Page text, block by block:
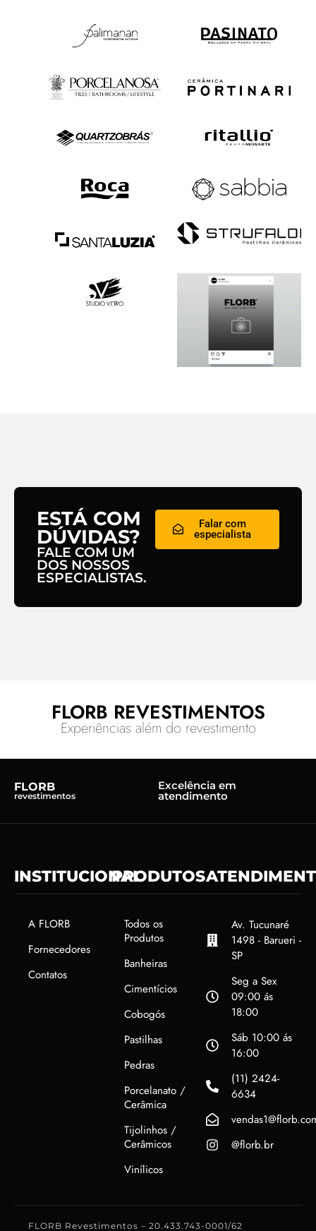
ESTÁ COM
DÚVIDAS?
FALE COM UM
DOS NOSSOS
ESPECIALISTAS.
Falar com
especialista
FLORB REVESTIMENTOS
Experiências além do revestimento
FLORB
revestimentos
Excelência em
atendimento
INSTITUCIONAL
A FLORB
Fornecedores
Contatos
PRODUTOS
Todos os
Produtos
Banheiras
Cimentícios
Cobogós
Pastilhas
Pedras
Porcelanato /
Cerâmica
Tijolinhos /
Cerâmicos
Vinílicos
Av. Tucunaré
1498 - Barueri -
SP
Seg a Sex
09:00 ás
18:00
Sáb 10:00 ás
16:00
(11) 2424-
6634
@florb.br
FLORB Revestimentos – 20.433.743-0001/62